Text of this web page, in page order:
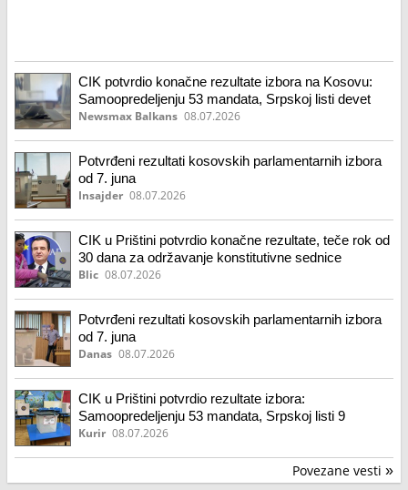
CIK potvrdio konačne rezultate izbora na Kosovu:
Samoopredeljenju 53 mandata, Srpskoj listi devet
Newsmax Balkans 08.07.2026
Potvrđeni rezultati kosovskih parlamentarnih izbora
od 7. juna
Insajder 08.07.2026
CIK u Prištini potvrdio konačne rezultate, teče rok od
30 dana za održavanje konstitutivne sednice
Blic 08.07.2026
Potvrđeni rezultati kosovskih parlamentarnih izbora
od 7. juna
Danas 08.07.2026
CIK u Prištini potvrdio rezultate izbora:
Samoopredeljenju 53 mandata, Srpskoj listi 9
Kurir 08.07.2026
Povezane vesti »